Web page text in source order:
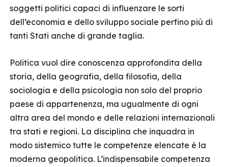
soggetti politici capaci di influenzare le sorti
dell’economia e dello sviluppo sociale perfino più di
tanti Stati anche di grande taglia.
Politica vuol dire conoscenza approfondita della
storia, della geografia, della filosofia, della
sociologia e della psicologia non solo del proprio
paese di appartenenza, ma ugualmente di ogni
altra area del mondo e delle relazioni internazionali
tra stati e regioni. La disciplina che inquadra in
modo sistemico tutte le competenze elencate è la
moderna geopolitica. L’indispensabile competenza